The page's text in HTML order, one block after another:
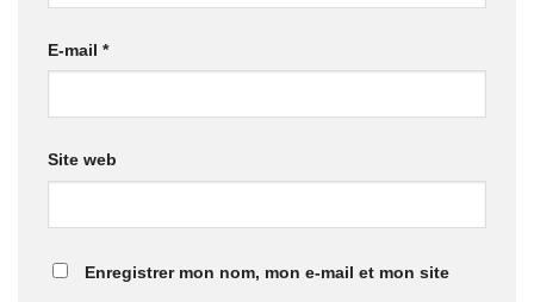
E-mail *
Site web
Enregistrer mon nom, mon e-mail et mon site